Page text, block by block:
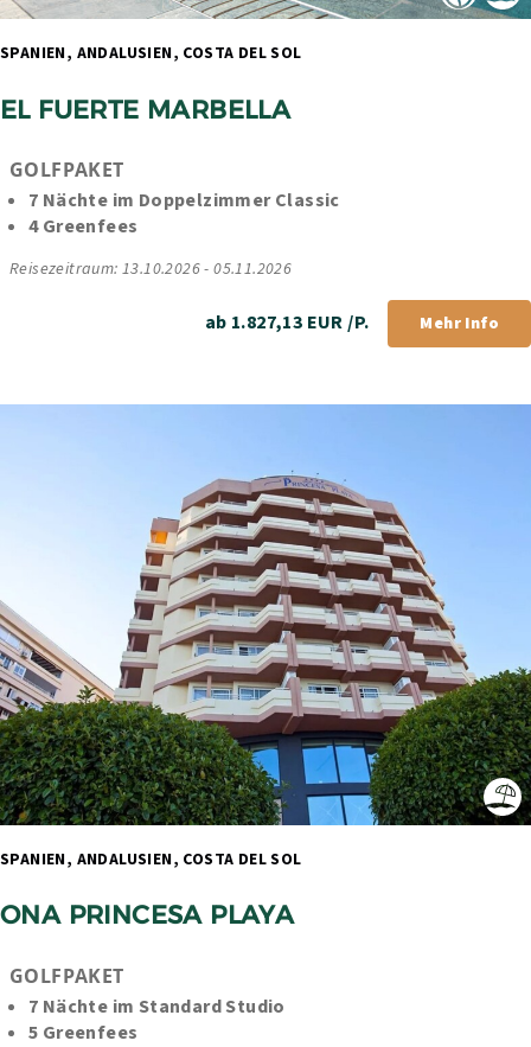
EL FUERTE MARBELLA
GOLFPAKET
7 Nächte im Doppelzimmer Classic
4 Greenfees
Reisezeitraum: 13.10.2026 - 05.11.2026
ab 1.827,13 EUR /P. Mehr Info
ONA PRINCESA PLAYA
GOLFPAKET
7 Nächte im Standard Studio
5 Greenfees